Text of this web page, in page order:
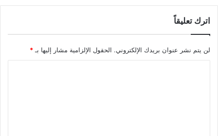
اترك تعليقاً
لن يتم نشر عنوان بريدك الإلكتروني. الحقول الإلزامية مشار إليها بـ*